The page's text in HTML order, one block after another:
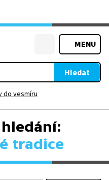
MENU
Hledat
do vesmíru
tradice